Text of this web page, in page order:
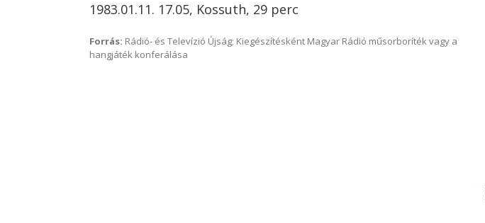
1983.01.11. 17.05, Kossuth, 29 perc
Forrás: Rádió- és Televízió Újság; Kiegészítésként Magyar Rádió műsorboríték vagy a
hangjáték konferálása